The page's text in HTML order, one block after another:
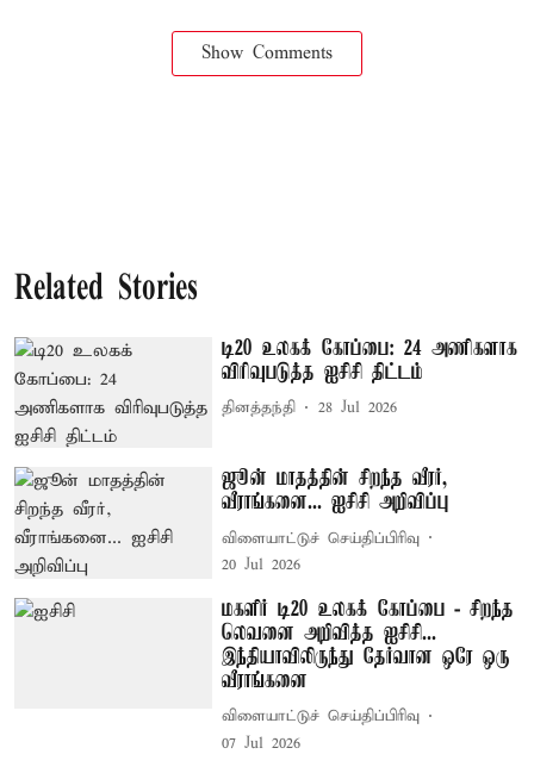
Show Comments
Related Stories
டி20 உலகக் கோப்பை: 24 அணிகளாக
விரிவுபடுத்த ஐசிசி திட்டம்
தினத்தந்தி 28 Jul 2026
ஜூன் மாதத்தின் சிறந்த வீரர்,
வீராங்கனை... ஐசிசி அறிவிப்பு
விளையாட்டுச் செய்திப்பிரிவு
20 Jul 2026
மகளிர் டி20 உலகக் கோப்பை - சிறந்த
லெவனை அறிவித்த ஐசிசி...
இந்தியாவிலிருந்து தேர்வான ஒரே ஒரு
வீராங்கனை
விளையாட்டுச் செய்திப்பிரிவு
07 Jul 2026